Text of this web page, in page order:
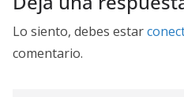
Lo siento, debes estar
comentario.